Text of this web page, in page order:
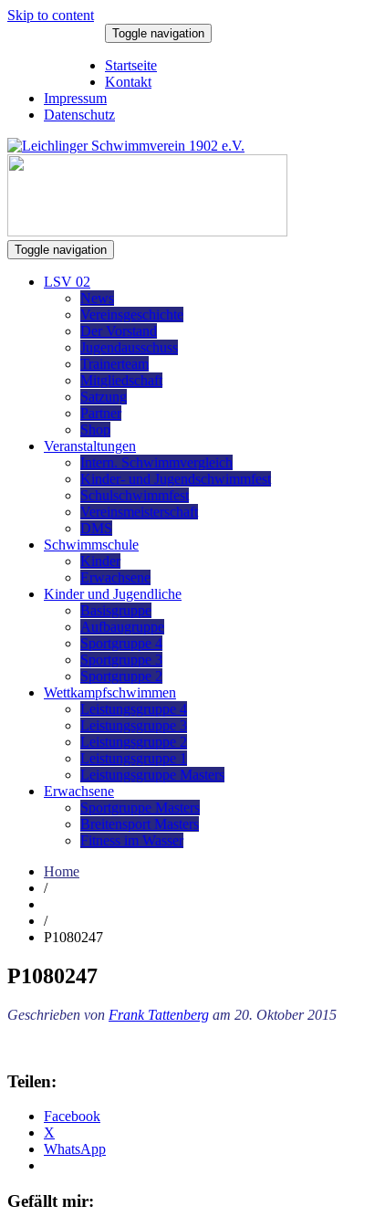
Skip to content
Toggle navigation
Startseite
Kontakt
Impressum
Datenschutz
Toggle navigation
LSV 02
News
Vereinsgeschichte
Der Vorstand
Jugendausschuss
Trainerteam
Mitgliedschaft
Satzung
Partner
Shop
Veranstaltungen
Intern. Schwimmvergleich
Kinder- und Jugendschwimmfest
Schulschwimmfest
Vereinsmeisterschaft
DMS
Schwimmschule
Kinder
Erwachsene
Kinder und Jugendliche
Basisgruppe
Aufbaugruppe
Sportgruppe 4
Sportgruppe 3
Sportgruppe 2
Wettkampfschwimmen
Leistungsgruppe 4
Leistungsgruppe 3
Leistungsgruppe 2
Leistungsgruppe 1
Leistungsgruppe Masters
Erwachsene
Sportgruppe Masters
Breitensport Masters
Fitness im Wasser
Home
/
/
P1080247
P1080247
Geschrieben von Frank Tattenberg am 20. Oktober 2015
Teilen:
Facebook
X
WhatsApp
Gefällt mir: